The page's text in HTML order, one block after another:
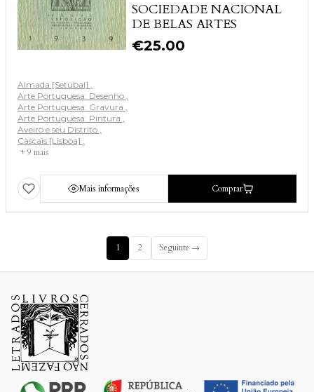
SOCIEDADE NACIONAL
DE BELAS ARTES
€25.00
Almada [Setúbal]
Arte Portuguesa: Desenho
Arte Portuguesa: Gravura
Arte Portuguesa: Pintura
Aveiro e seu Distrito
Cascais [Lisboa]
+ 9 mais
Mais informações Comprar
1 2 Seguinte →